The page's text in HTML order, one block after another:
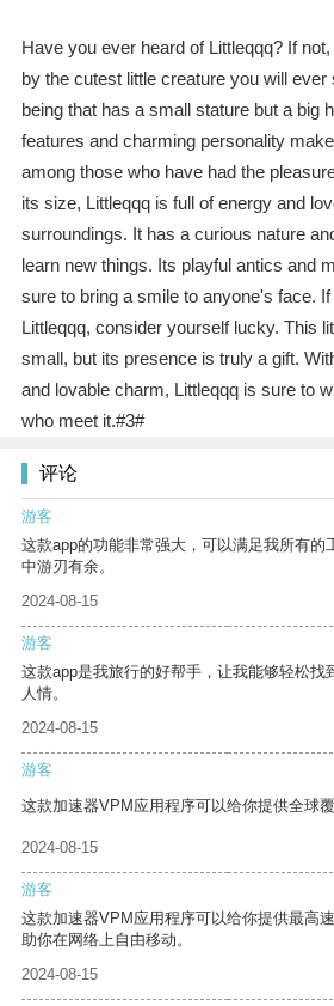
Have you ever heard of Littleqqq? If
by the cutest little creature you will ever
being that has a small stature but a big
features and charming personality
among those who have had the
its size, Littleqqq is full of energy and
surroundings. It has a curious nature
learn new things. Its playful antics and
sure to bring a smile to anyone's face.
Littleqqq, consider yourself lucky. This
small, but its presence is truly a gift.
and lovable charm, Littleqqq is sure to
who meet it.#3#
评论
游客
这款app的功能非常强大，可以满足我所有的
中游刃有余。
2024-08-15
游客
这款app是我旅行的好帮手，让我能够轻松找
人情。
2024-08-15
游客
这款加速器VPM应用程序可以给你提供全球
2024-08-15
游客
这款加速器VPM应用程序可以给你提供最高
助你在网络上自由移动。
2024-08-15